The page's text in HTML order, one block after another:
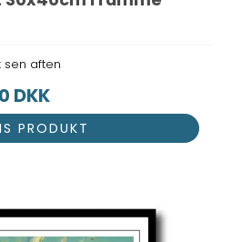
sen aften
DKK
PRODUKT